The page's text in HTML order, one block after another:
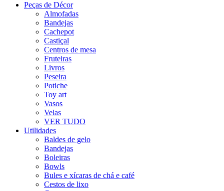
Peças de Décor
Almofadas
Bandejas
Cachepot
Castiçal
Centros de mesa
Fruteiras
Livros
Peseira
Potiche
Toy art
Vasos
Velas
VER TUDO
Utilidades
Baldes de gelo
Bandejas
Boleiras
Bowls
Bules e xícaras de chá e café
Cestos de lixo